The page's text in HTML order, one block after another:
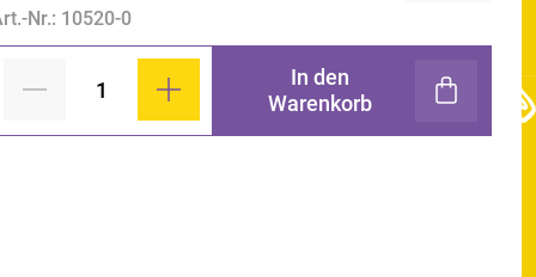
Nr.: 10520-0
In den
Warenkorb